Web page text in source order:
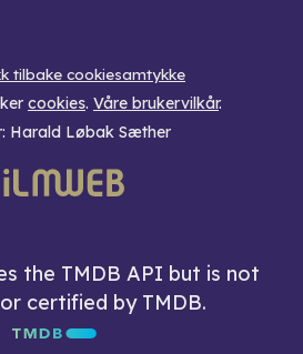
tilbake cookiesamtykke
cookies. Våre brukervilkår.
Harald Løbak Sæther
the TMDB API but is not
certified by TMDB.